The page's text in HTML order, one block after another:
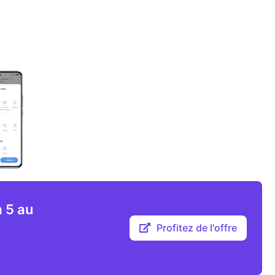
5 au
Profitez de l'offre